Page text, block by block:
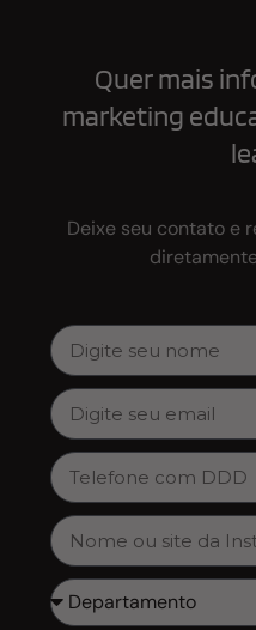
Quer mais
marketing
Deixe seu contato e